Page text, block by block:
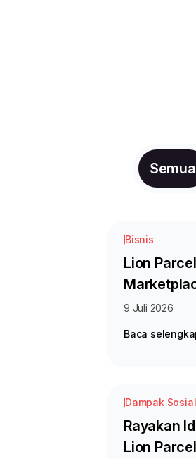
Semua
Bisnis
Lion
Dukung
yang Lebih
9 Juli 2026
Baca
Dampak
Rayakan
Lion